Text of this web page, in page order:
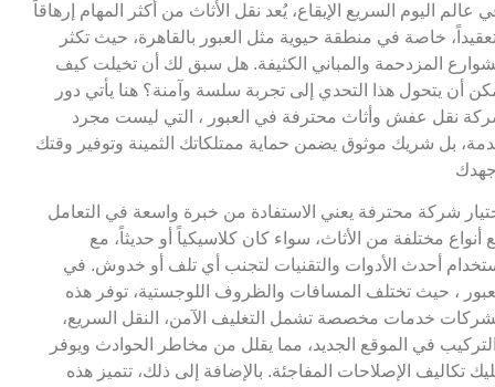
عالم اليوم السريع الإيقاع، يُعد نقل الأثاث من أكثر المهام إرهاقاً
خاصة في منطقة حيوية مثل العبور بالقاهرة، حيث تكثر
المزدحمة والمباني الكثيفة. هل سبق لك أن تخيلت كيف
أن يتحول هذا التحدي إلى تجربة سلسة وآمنة؟ هنا يأتي دور
نقل عفش وأثاث محترفة في العبور ، التي ليست مجرد
بل شريك موثوق يضمن حماية ممتلكاتك الثمينة وتوفير وقتك
شركة محترفة يعني الاستفادة من خبرة واسعة في التعامل
أنواع مختلفة من الأثاث، سواء كان كلاسيكياً أو حديثاً، مع
أحدث الأدوات والتقنيات لتجنب أي تلف أو خدوش. في
، حيث تختلف المسافات والظروف اللوجستية، توفر هذه
خدمات مخصصة تشمل التغليف الآمن، النقل السريع،
في الموقع الجديد، مما يقلل من مخاطر الحوادث ويوفر
تكاليف الإصلاحات المفاجئة. بالإضافة إلى ذلك، تتميز هذه